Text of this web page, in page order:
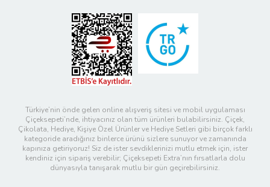
Türkiye’nin önde gelen online alışveriş sitesi ve mobil uygulaması
Çiçeksepeti’nde, ihtiyacınız olan tüm ürünleri bulabilirsiniz. Çiçek,
Çikolata, Hediye, Kişiye Özel Ürünler ve Hediye Setleri gibi birçok farklı
kategoride aradığınız binlerce ürünü sizlere sunuyor ve zamanında
kapınıza getiriyoruz! Siz de ister sevdiklerinizi mutlu etmek için, ister
kendiniz için sipariş verebilir; Çiçeksepeti Extra’nın fırsatlarla dolu
dünyasıyla tanışarak mutlu bir gün geçirebilirsiniz.